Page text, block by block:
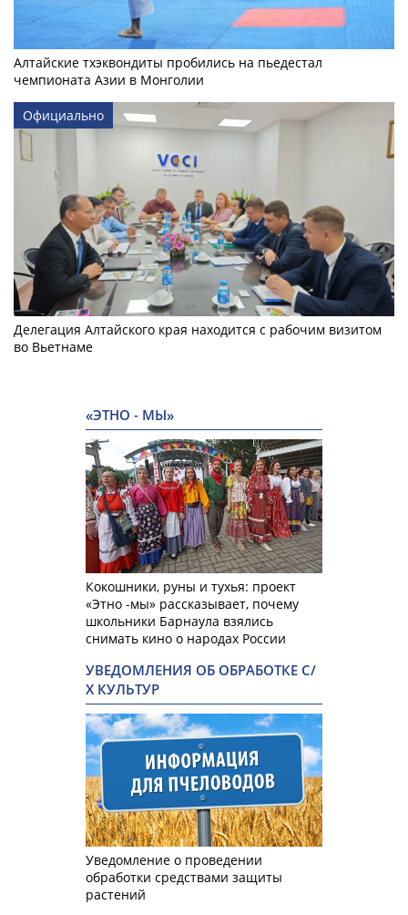
Алтайские тхэквондиты пробились на пьедестал
чемпионата Азии в Монголии
Официально
Делегация Алтайского края находится с рабочим визитом
во Вьетнаме
«ЭТНО - МЫ»
Кокошники, руны и тухья: проект
«Этно -мы» рассказывает, почему
школьники Барнаула взялись
снимать кино о народах России
УВЕДОМЛЕНИЯ ОБ ОБРАБОТКЕ С/
Х КУЛЬТУР
Уведомление о проведении
обработки средствами защиты
растений